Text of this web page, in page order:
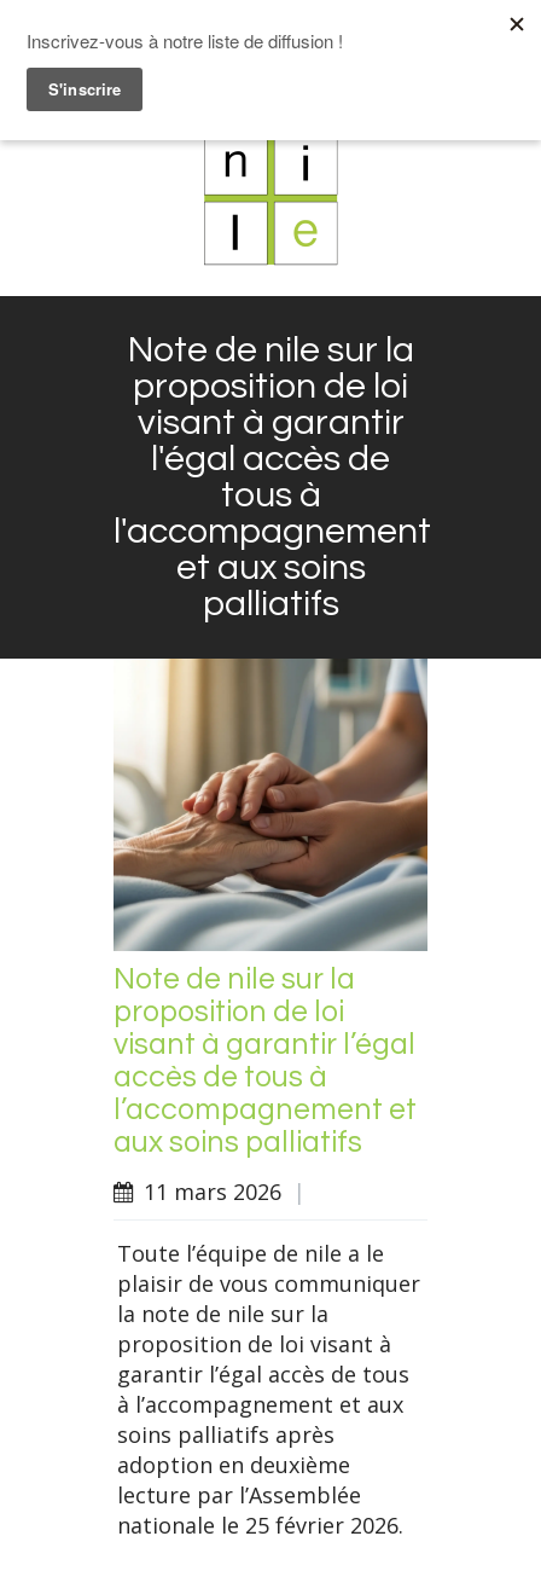
F L X I
Note de nile sur la
proposition de loi
visant à garantir
l'égal accès de
tous à
l'accompagnement
et aux soins
palliatifs
Note de nile sur la
proposition de loi
visant à garantir l’égal
accès de tous à
l’accompagnement et
aux soins palliatifs
11 mars 2026 |
Toute l’équipe de nile a le
plaisir de vous communiquer
la note de nile sur la
proposition de loi visant à
garantir l’égal accès de tous
à l’accompagnement et aux
soins palliatifs après
adoption en deuxième
lecture par l’Assemblée
nationale le 25 février 2026.